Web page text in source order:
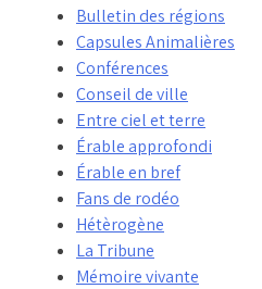
Bulletin des régions
Capsules Animalières
Conférences
Conseil de ville
Entre ciel et terre
Érable approfondi
Érable en bref
Fans de rodéo
Hétèrogène
La Tribune
Mémoire vivante